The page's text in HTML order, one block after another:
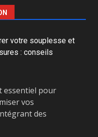
votre souplesse et
: conseils
essentiel pour
vos
des